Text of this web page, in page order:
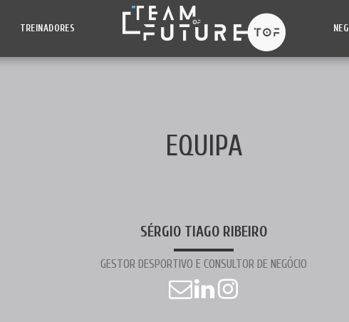
TREINADORES
EQUIPA
SÉRGIO TIAGO RIBEIRO
GESTOR DESPORTIVO E CONSULTOR DE NEGÓCIO